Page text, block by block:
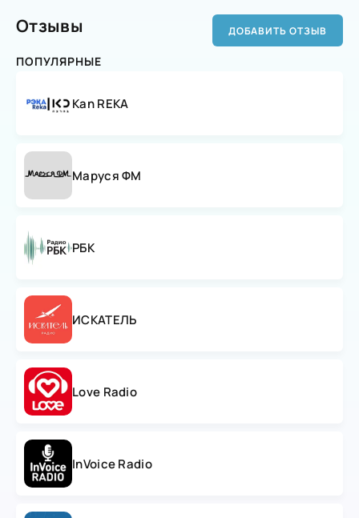
Отзывы ДОБАВИТЬ ОТЗЫВ
ПОПУЛЯРНЫЕ
Kan REKA
Маруся ФМ
РБК
ИСКАТЕЛЬ
Love Radio
InVoice Radio